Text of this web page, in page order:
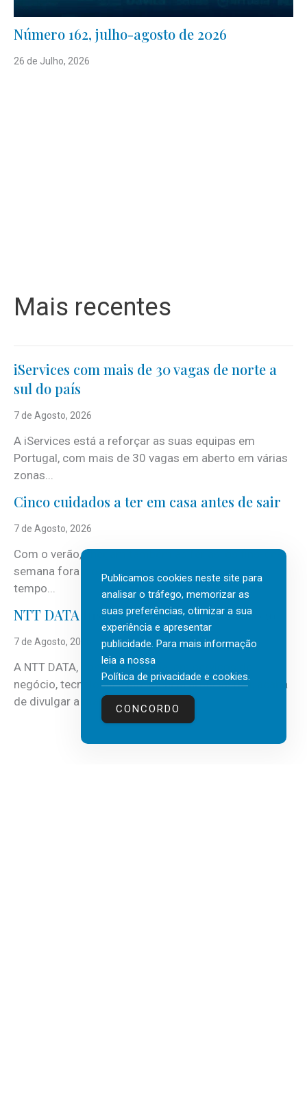
Número 162, julho-agosto de 2026
26 de Julho, 2026
Mais recentes
iServices com mais de 30 vagas de norte a
sul do país
7 de Agosto, 2026
A iServices está a reforçar as suas equipas em
Portugal, com mais de 30 vagas em aberto em várias
zonas...
Cinco cuidados a ter em casa antes de sair
7 de Agosto, 2026
Com o verão, chegam também as férias, os fins-de-
semana fora e os dias em que a casa fica mais
tempo...
NTT DATA Insurtech Global Outlook 2026
7 de Agosto, 2026
A NTT DATA, consultora global em serviços de
negócio, tecnologia e inteligência artificial (IA), acaba
de divulgar a mais recente...
Publicamos cookies neste site para
analisar o tráfego, memorizar as
suas preferências, otimizar a sua
experiência e apresentar
publicidade. Para mais informação
leia a nossa
Política de privacidade e cookies.
CONCORDO